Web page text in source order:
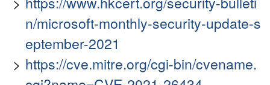
n/microsoft-monthly-security-update-s
eptember-2021
https://cve.mitre.org/cgi-bin/cvename.